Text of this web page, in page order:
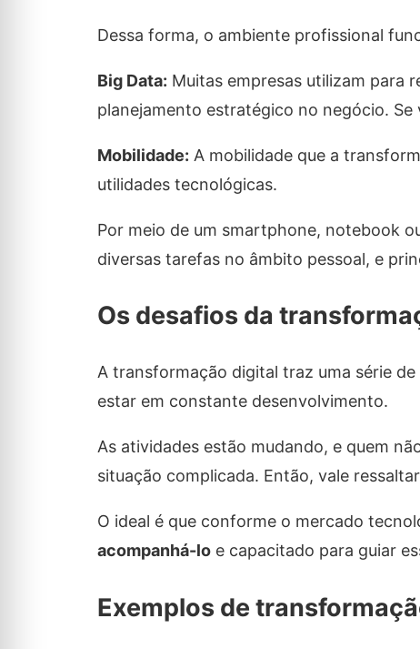
Dessa forma, o ambiente profissional
Big Data: Muitas empresas utilizam para
planejamento estratégico no negócio.
Mobilidade: A mobilidade que a
utilidades tecnológicas.
Por meio de um smartphone, notebook
diversas tarefas no âmbito pessoal, e
Os desafios da
A transformação digital traz uma série
estar em constante desenvolvimento.
As atividades estão mudando, e quem
situação complicada. Então, vale
O ideal é que conforme o mercado
acompanhá-loe capacitado para guiar
Exemplos de